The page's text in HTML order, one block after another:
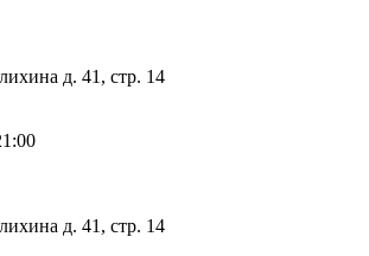
д. 41, стр. 14
д. 41, стр. 14